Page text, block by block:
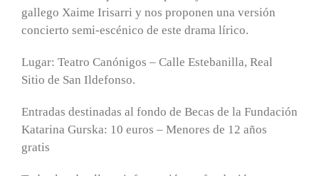
gallego Xaime Irisarri y nos proponen una versión
concierto semi-escénico de este drama lírico.
Lugar: Teatro Canónigos – Calle Estebanilla, Real
Sitio de San Ildefonso.
Entradas destinadas al fondo de Becas de la Fundación
Katarina Gurska: 10 euros – Menores de 12 años
gratis